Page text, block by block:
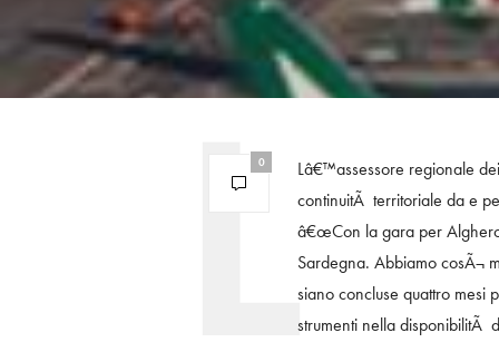
0
Lâ€™assessore regionale
continuitÃ territoriale da e
â€œCon la gara per
Sardegna. Abbiamo cosÃ¬
siano concluse quattro
strumenti nella disponibilitÃ